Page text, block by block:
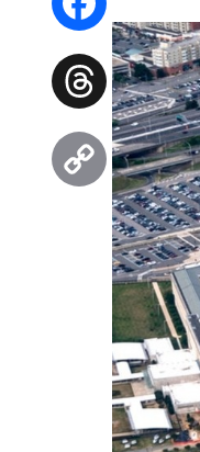
Facebook
Threads
Copy
Link